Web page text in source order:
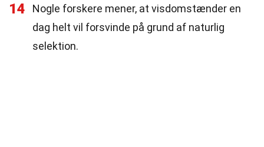
14
Nogle forskere mener, at visdomstænder en
dag helt vil forsvinde på grund af naturlig
selektion.